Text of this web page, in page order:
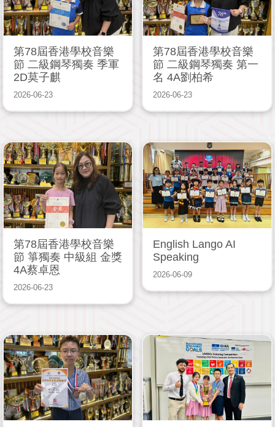
第78屆香港學校音樂
節 二級鋼琴獨奏 季軍
2D莫子麒
2026-06-23
第78屆香港學校音樂
節 二級鋼琴獨奏 第一
名 4A劉柏希
2026-06-23
第78屆香港學校音樂
節 箏獨奏 中級組 金獎
4A蔡卓恩
2026-06-23
English Lango AI
Speaking
2026-06-09